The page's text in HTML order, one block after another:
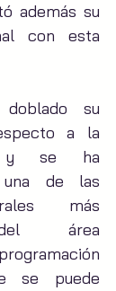
además su
con esta
su
a la
y se ha
una de las
más
del área
se puede